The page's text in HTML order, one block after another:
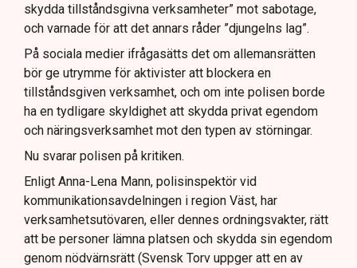
skydda tillståndsgivna verksamheter” mot sabotage,
och varnade för att det annars råder ”djungelns lag”.
På sociala medier ifrågasätts det om allemansrätten
bör ge utrymme för aktivister att blockera en
tillståndsgiven verksamhet, och om inte polisen borde
ha en tydligare skyldighet att skydda privat egendom
och näringsverksamhet mot den typen av störningar.
Nu svarar polisen på kritiken.
Enligt Anna-Lena Mann, polisinspektör vid
kommunikationsavdelningen i region Väst, har
verksamhetsutövaren, eller dennes ordningsvakter, rätt
att be personer lämna platsen och skydda sin egendom
genom nödvärnsrätt (Svensk Torv uppger att en av